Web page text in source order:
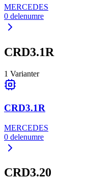
MERCEDES
0 delenumre
CRD3.1R
1 Varianter
CRD3.1R
MERCEDES
0 delenumre
CRD3.20